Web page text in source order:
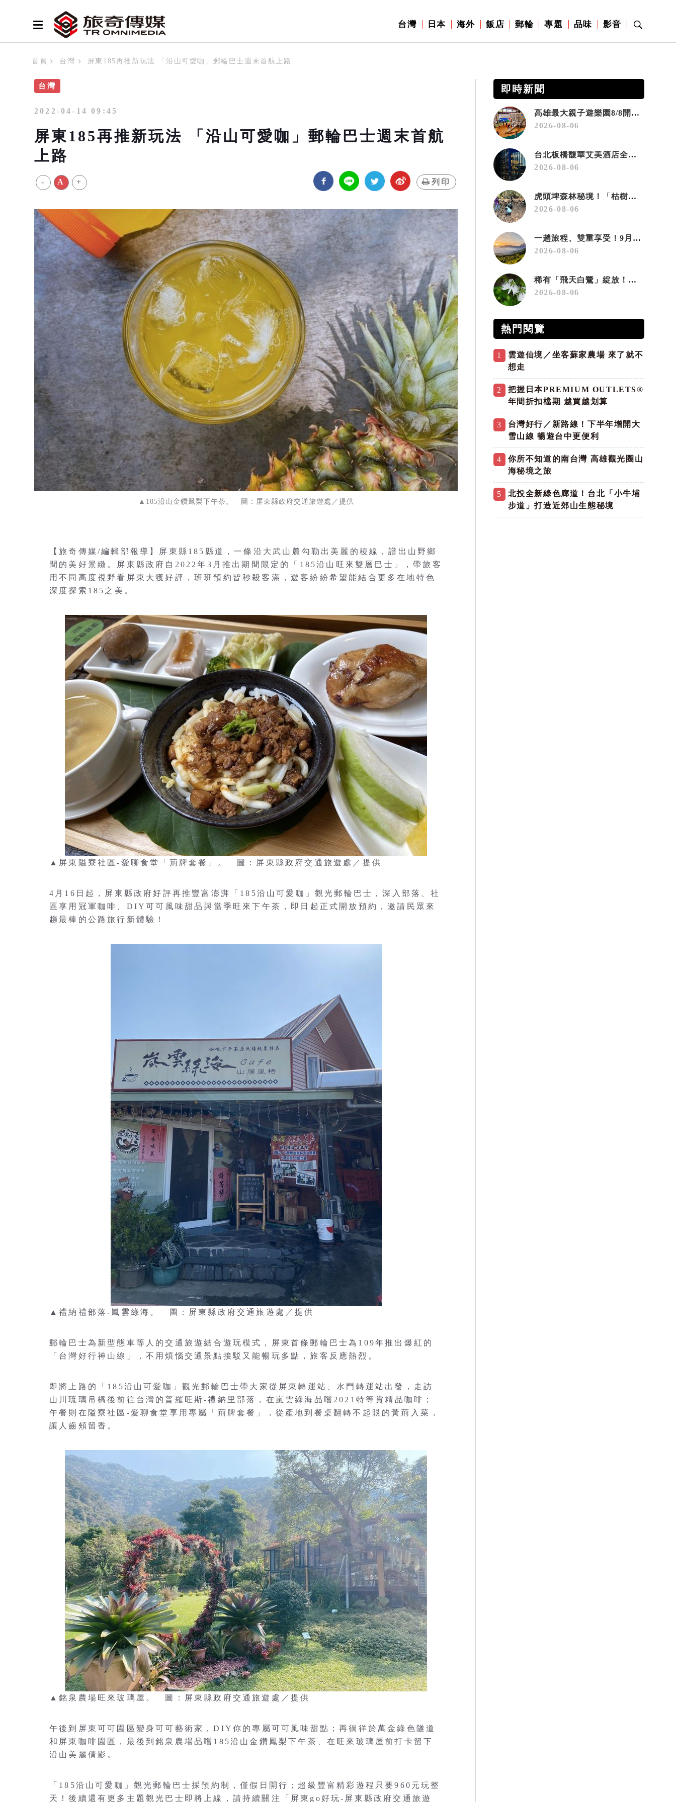
台灣 日本 海外 飯店 郵輪 專題 品味 影音
首頁 台灣 屏東185再推新玩法 「沿山可愛咖」郵輪巴士週末首航上路
台灣
2022-04-14 09:45
屏東185再推新玩法 「沿山可愛咖」郵輪巴士週末首航
上路
- A + 列印
▲185沿山金鑽鳳梨下午茶。 圖：屏東縣政府交通旅遊處／提供
【旅奇傳媒/編輯部報導】屏東縣185縣道，一條沿大武山麓勾勒出美麗的稜線，譜出山野鄉
間的美好景緻。屏東縣政府自2022年3月推出期間限定的「185沿山旺來雙層巴士」，帶旅客
用不同高度視野看屏東大獲好評，班班預約皆秒殺客滿，遊客紛紛希望能結合更多在地特色
深度探索185之美。
▲屏東隘寮社區-愛聊食堂「荊牌套餐」。 圖：屏東縣政府交通旅遊處／提供
4月16日起，屏東縣政府好評再推豐富澎湃「185沿山可愛咖」觀光郵輪巴士，深入部落、社
區享用冠軍咖啡、DIY可可風味甜品與當季旺來下午茶，即日起正式開放預約，邀請民眾來
趟最棒的公路旅行新體驗！
▲禮納禮部落-嵐雲綠海。 圖：屏東縣政府交通旅遊處／提供
郵輪巴士為新型態車等人的交通旅遊結合遊玩模式，屏東首條郵輪巴士為109年推出爆紅的
「台灣好行神山線」，不用煩惱交通景點接駁又能暢玩多點，旅客反應熱烈。
即將上路的「185沿山可愛咖」觀光郵輪巴士帶大家從屏東轉運站、水門轉運站出發，走訪
山川琉璃吊橋後前往台灣的普羅旺斯-禮納里部落，在嵐雲綠海品嚐2021特等賞精品咖啡；
午餐則在隘寮社區-愛聊食堂享用專屬「荊牌套餐」，從產地到餐桌翻轉不起眼的黃荊入菜，
讓人齒頰留香。
▲銘泉農場旺來玻璃屋。 圖：屏東縣政府交通旅遊處／提供
午後到屏東可可園區變身可可藝術家，DIY你的專屬可可風味甜點；再徜徉於萬金綠色隧道
和屏東咖啡園區，最後到銘泉農場品嚐185沿山金鑽鳳梨下午茶、在旺來玻璃屋前打卡留下
沿山美麗倩影。
「185沿山可愛咖」觀光郵輪巴士採預約制，僅假日開行；超級豐富精彩遊程只要960元玩整
天！後續還有更多主題觀光巴士即將上線，請持續關注「屏東go好玩-屏東縣政府交通旅遊
即時新聞
高雄最大親子遊樂園8/8開幕！30項設施免費玩、YOYO家族嗨翻暑假
2026-08-06
台北板橋馥華艾美酒店全新開幕 感官藝術策展打造旅居新風格
2026-08-06
虎頭埤森林秘境！「枯樹籬步道」生態復育有成 走進大自然生命教室
2026-08-06
一趟旅程、雙重享受！9月住宿合歡山 順遊奧萬大10元優惠入園
2026-08-06
稀有「飛天白鷺」綻放！神戶六甲高山植物園「鷺草」珍貴現身
2026-08-06
熱門閱覽
1
雲遊仙境／坐客蘇家農場 來了就不
想走
2
把握日本PREMIUM OUTLETS®
年間折扣檔期 越買越划算
3
台灣好行／新路線！下半年增開大
雪山線 暢遊台中更便利
4
你所不知道的南台灣 高雄觀光圈山
海秘境之旅
5
北投全新綠色廊道！台北「小牛埔
步道」打造近郊山生態秘境